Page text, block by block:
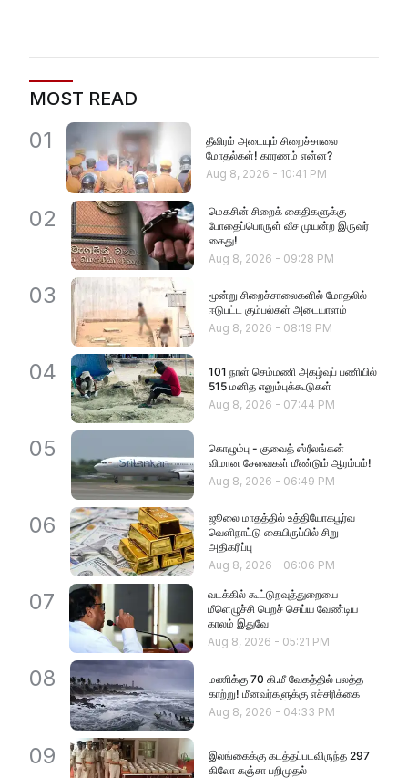
MOST READ
01
தீவிரம் அடையும் சிறைச்சாலை
மோதல்கள்! காரணம் என்ன?
Aug 8, 2026 - 10:41 PM
02
மெகசின் சிறைக் கைதிகளுக்கு
போதைப்பொருள் வீச முயன்ற இருவர்
கைது!
Aug 8, 2026 - 09:28 PM
03
மூன்று சிறைச்சாலைகளில் மோதலில்
ஈடுபட்ட கும்பல்கள் அடையாளம்
Aug 8, 2026 - 08:19 PM
04
101 நாள் செம்மணி அகழ்வுப் பணியில்
515 மனித எலும்புக்கூடுகள்
Aug 8, 2026 - 07:44 PM
05
கொழும்பு - குவைத் ஸ்ரீலங்கன்
விமான சேவைகள் மீண்டும் ஆரம்பம்!
Aug 8, 2026 - 06:49 PM
06
ஜூலை மாதத்தில் உத்தியோகபூர்வ
வெளிநாட்டு கையிருப்பில் சிறு
அதிகரிப்பு
Aug 8, 2026 - 06:06 PM
07
வடக்கில் கூட்டுறவுத்துறையை
மீளெழுச்சி பெறச் செய்ய வேண்டிய
காலம் இதுவே
Aug 8, 2026 - 05:21 PM
08
மணிக்கு 70 கி.மீ வேகத்தில் பலத்த
காற்று! மீனவர்களுக்கு எச்சரிக்கை
Aug 8, 2026 - 04:33 PM
09
இலங்கைக்கு கடத்தப்படவிருந்த 297
கிலோ கஞ்சா பறிமுதல்